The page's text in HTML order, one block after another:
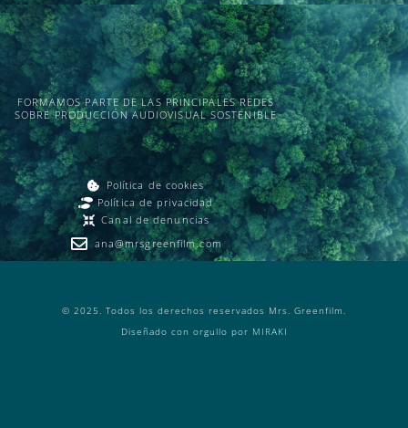
FORMAMOS PARTE DE LAS PRINCIPALES REDES
SOBRE PRODUCCIÓN AUDIOVISUAL SOSTENIBLE
Política de cookies
Política de privacidad
Canal de denuncias
ana@mrsgreenfilm.com
© 2025. Todos los derechos reservados Mrs. Greenfilm.
Diseñado con orgullo por MIRAKI